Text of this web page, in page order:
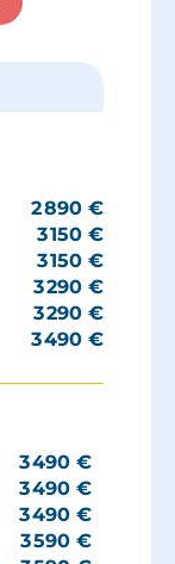
2 890 €
3 150 €
3 150 €
3 290 €
3 290 €
3 490 €
3 490 €
3 490 €
3 490 €
3 590 €